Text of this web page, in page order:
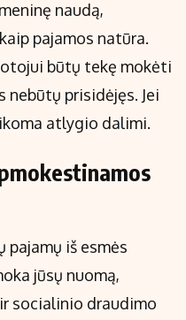
naudą,
pajamos natūra.
būtų tekę mokėti
nebūtų prisidėjęs. Jei
atlygio dalimi.
pajamų iš esmės
jūsų nuomą,
socialinio draudimo